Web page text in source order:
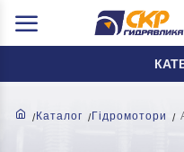
Каталог Гідромотори